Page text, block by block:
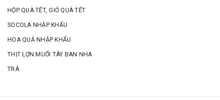
HỘP QUÀ TẾT, GIỎ QUÀ TẾT
SOCOLA NHẬP KHẨU
HOA QUẢ NHẬP KHẨU
THỊT LỢN MUỐI TÂY BAN NHA
TRÀ